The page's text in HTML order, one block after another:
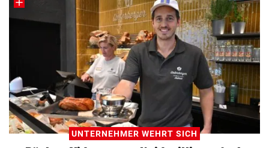
UNTERNEHMER WEHRT SICH